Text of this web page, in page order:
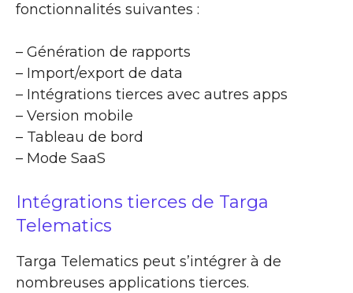
fonctionnalités suivantes :
– Génération de rapports
– Import/export de data
– Intégrations tierces avec autres apps
– Version mobile
– Tableau de bord
– Mode SaaS
Intégrations tierces de Targa
Telematics
Targa Telematics peut s’intégrer à de
nombreuses applications tierces.